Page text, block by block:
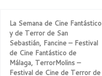
La Semana de Cine Fantástico
y de Terror de San
Sebastián, Fancine – Festival
de Cine Fantástico de
Málaga, TerrorMolins –
Festival de Cine de Terror de